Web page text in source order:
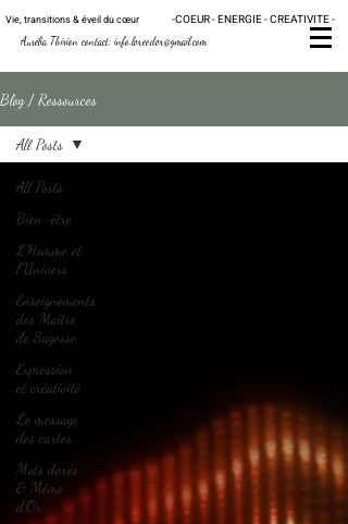
Vie, transitions & éveil ducœur -COEUR - ENERGIE - CREATIVITE -
Aurélia Thirion contact: info.loreedor@gmail.com
Blog / Ressources
All Posts
Bien-être
L'Homme et
l'Univers
Enseignements
des Maître
de Sagesse
Expression
et créativité
Le message
des cartes
Mots dorés
& Mémo
d'Or
All Posts